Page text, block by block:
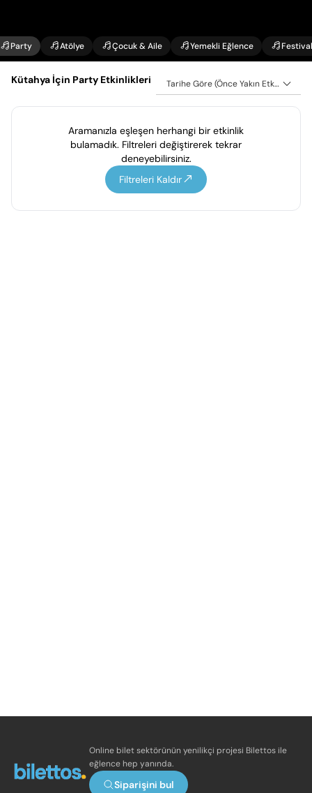
Party Atölye Çocuk & Aile Yemekli Eğlence Festival
Kütahya İçin Party Etkinlikleri Tarihe Göre (Önce Yakın Etkinlikler)
Aramanızla eşleşen herhangi bir etkinlik
bulamadık. Filtreleri değiştirerek tekrar
deneyebilirsiniz.
Filtreleri Kaldır
Online bilet sektörünün yenilikçi projesi Bilettos ile
eğlence hep yanında.
Siparişini bul